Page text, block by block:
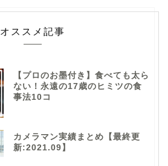
オススメ記事
【プロのお墨付き】食べても太ら
ない！永遠の17歳のヒミツの食
事法10コ
カメラマン実績まとめ【最終更
新:2021.09】